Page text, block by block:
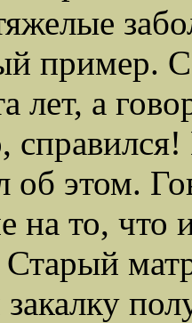
пример.
лет, а
об этом.
на то, что
Старый